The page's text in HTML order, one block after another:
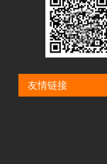
友情链接